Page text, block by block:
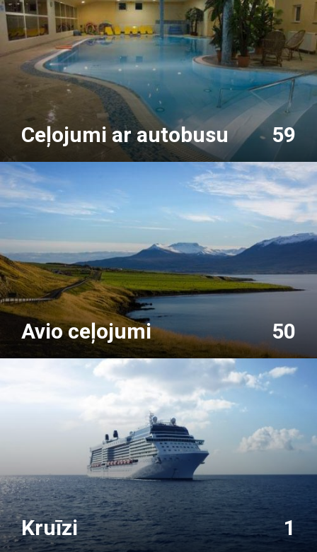
Ceļojumi ar autobusu 59
Avio ceļojumi 50
Kruīzi 1